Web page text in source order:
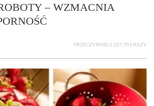
– WZMACNIA
PRZECZYTANO 2 237 701 RAZY